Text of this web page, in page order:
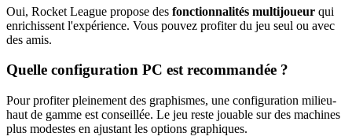
Oui, Rocket League propose des fonctionnalités multijoueur qui
enrichissent l'expérience. Vous pouvez profiter du jeu seul ou avec
des amis.
Quelle configuration PC est recommandée ?
Pour profiter pleinement des graphismes, une configuration milieu-
haut de gamme est conseillée. Le jeu reste jouable sur des machines
plus modestes en ajustant les options graphiques.